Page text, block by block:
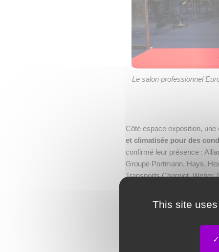
Le salon professionnel
Côté espace exposition, une
et climatisée pour des
confirmé leur présence :
Groupe Portmann, Hays,
Transports Charpiot, Weber
transport", "Intralogistique,
"Immobilier &
This site